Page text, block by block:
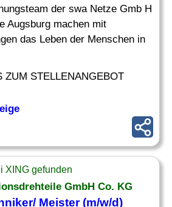
der swa Netze Gmb H
Augsburg machen mit
das Leben der Menschen in
ZUM STELLENANGEBOT
XING gefunden
GmbH Co. KG
/ Meister (m/w/d)